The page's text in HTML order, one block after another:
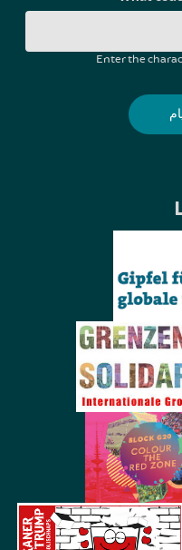
Enter the